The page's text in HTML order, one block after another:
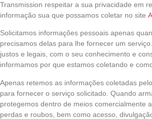
Transmission respeitar a sua privacidade em
informação sua que possamos coletar no site
Solicitamos informações pessoais apenas
precisamos delas para lhe fornecer um
justos e legais, com o seu conhecimento e
informamos por que estamos coletando e
Apenas retemos as informações coletadas
para fornecer o serviço solicitado. Quando
protegemos dentro de meios comercialmente
perdas e roubos, bem como acesso,